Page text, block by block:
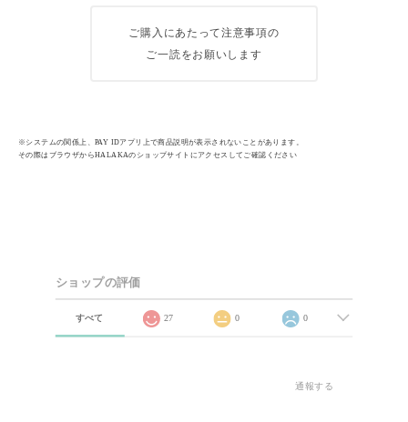
ご購入にあたって注意事項の
ご一読をお願いします
※システムの関係上、PAY IDアプリ上で商品説明が表示されないことがあります。
その際はブラウザからHALAKAのショップサイトにアクセスしてご確認ください
ショップの評価
すべて 27 0 0
通報する